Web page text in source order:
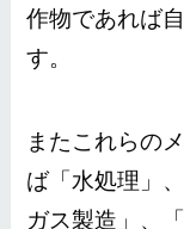
作物であれば
す。
またこれらの
ば「水処理」
ガス製造」、